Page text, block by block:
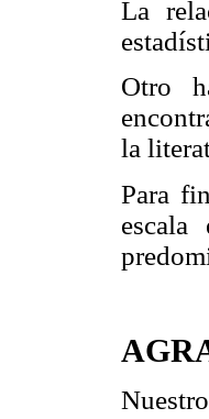
La
Otro
la
Para